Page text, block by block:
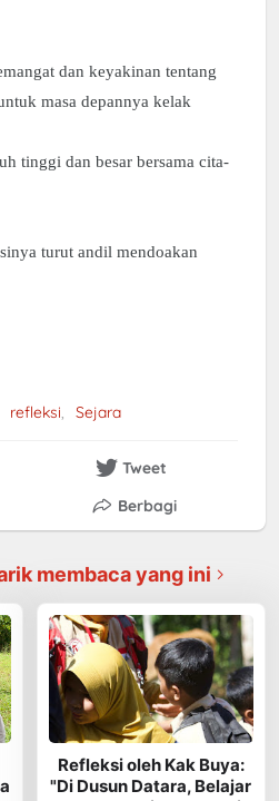
dan keyakinan tentang
masa depannya kelak
tinggi dan besar bersama cita-
turut andil mendoakan
refleksi Sejara
Tweet
Berbagi
membaca yang ini
Refleksi oleh Kak Buya:
"Di Dusun Datara, Belajar